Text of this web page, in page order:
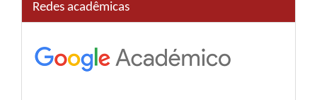
Redes acadêmicas